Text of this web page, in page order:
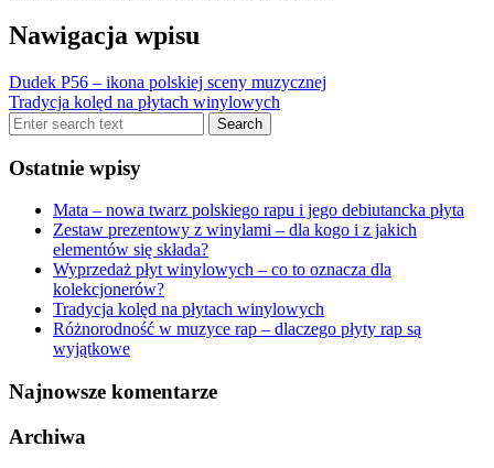
Nawigacja wpisu
Dudek P56 – ikona polskiej sceny muzycznej
Tradycja kolęd na płytach winylowych
Ostatnie wpisy
Mata – nowa twarz polskiego rapu i jego debiutancka płyta
Zestaw prezentowy z winylami – dla kogo i z jakich
elementów się składa?
Wyprzedaż płyt winylowych – co to oznacza dla
kolekcjonerów?
Tradycja kolęd na płytach winylowych
Różnorodność w muzyce rap – dlaczego płyty rap są
wyjątkowe
Najnowsze komentarze
Archiwa